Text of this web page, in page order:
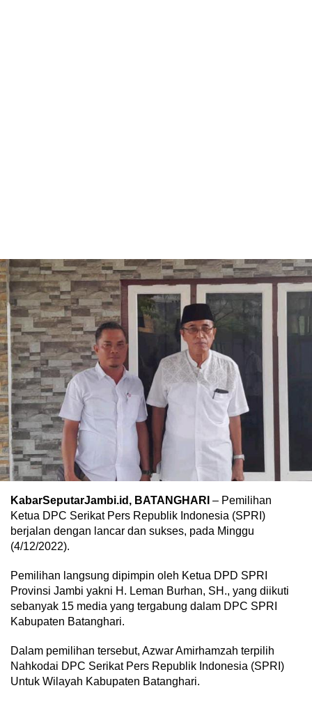
KabarSeputarJambi.id, BATANGHARI – Pemilihan
Ketua DPC Serikat Pers Republik Indonesia (SPRI)
berjalan dengan lancar dan sukses, pada Minggu
(4/12/2022).
Pemilihan langsung dipimpin oleh Ketua DPD SPRI
Provinsi Jambi yakni H. Leman Burhan, SH., yang diikuti
sebanyak 15 media yang tergabung dalam DPC SPRI
Kabupaten Batanghari.
Dalam pemilihan tersebut, Azwar Amirhamzah terpilih
Nahkodai DPC Serikat Pers Republik Indonesia (SPRI)
Untuk Wilayah Kabupaten Batanghari.